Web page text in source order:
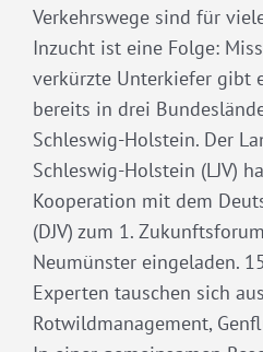
Verkehrswege sind für
Inzucht ist eine Folge:
verkürzte Unterkiefer gibt
bereits in drei
Schleswig-Holstein. Der
Schleswig-Holstein (LJV)
Kooperation mit dem
(DJV) zum 1.
Neumünster eingeladen.
Experten tauschen sich
Rotwildmanagement,